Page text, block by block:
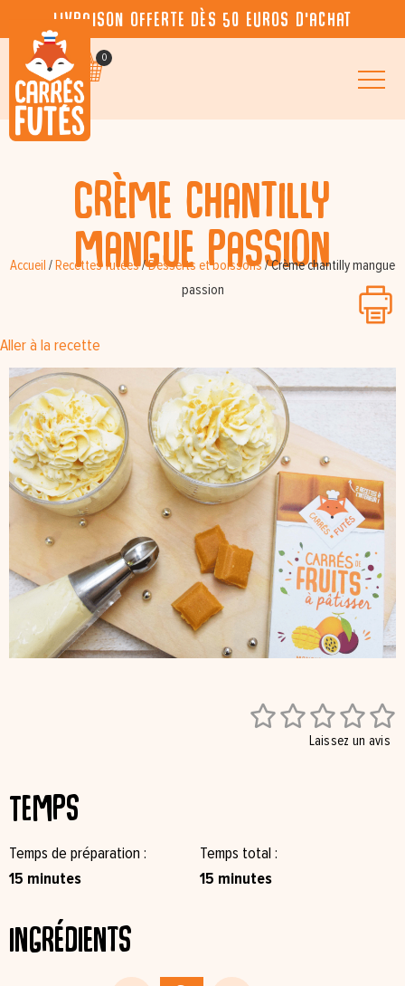
Livraison offerte dès 50 euros d’achat
0
Crème chantilly
mangue passion
Accueil / Recettes futées/Desserts et boissons /Crème chantilly mangue
passion
Aller à la recette

Laissez un avis
Temps
Temps de préparation
15 minutes
Temps total
15 minutes
Ingrédients